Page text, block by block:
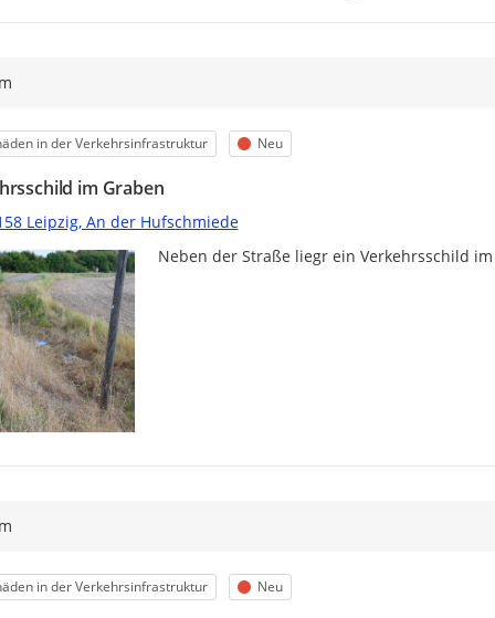
in der Verkehrsinfrastruktur Status
Neu
im Graben
Leipzig, An der Hufschmiede
Neben der Straße liegr ein Verkehrsschild
in der Verkehrsinfrastruktur Status
Neu